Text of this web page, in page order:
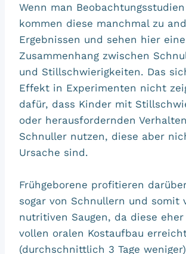
Wenn man
kommen diese manchmal zu
Ergebnissen und sehen hier
Zusammenhang zwischen
und Stillschwierigkeiten. Das
Effekt in Experimenten nicht
dafür, dass Kinder mit
oder herausfordernden
Schnuller nutzen, diese aber
Ursache sind.
Frühgeborene profitieren
sogar von Schnullern und somit
nutritiven Saugen, da diese eher
vollen oralen Kostaufbau
(durchschnittlich 3 Tage